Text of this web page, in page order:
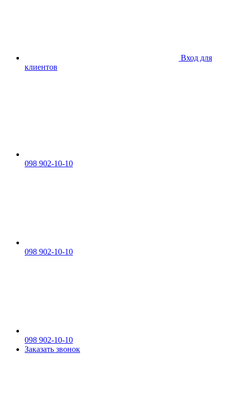
Вход для
клиентов
098 902-10-10
098 902-10-10
098 902-10-10
Заказать звонок